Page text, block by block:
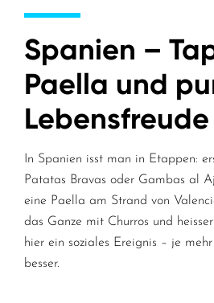
Spanien –
Paella und
Lebensfreude
In Spanien isst man in Etappen:
Patatas Bravas oder Gambas al
eine Paella am Strand von
das Ganze mit Churros und
hier ein soziales Ereignis – je
besser.